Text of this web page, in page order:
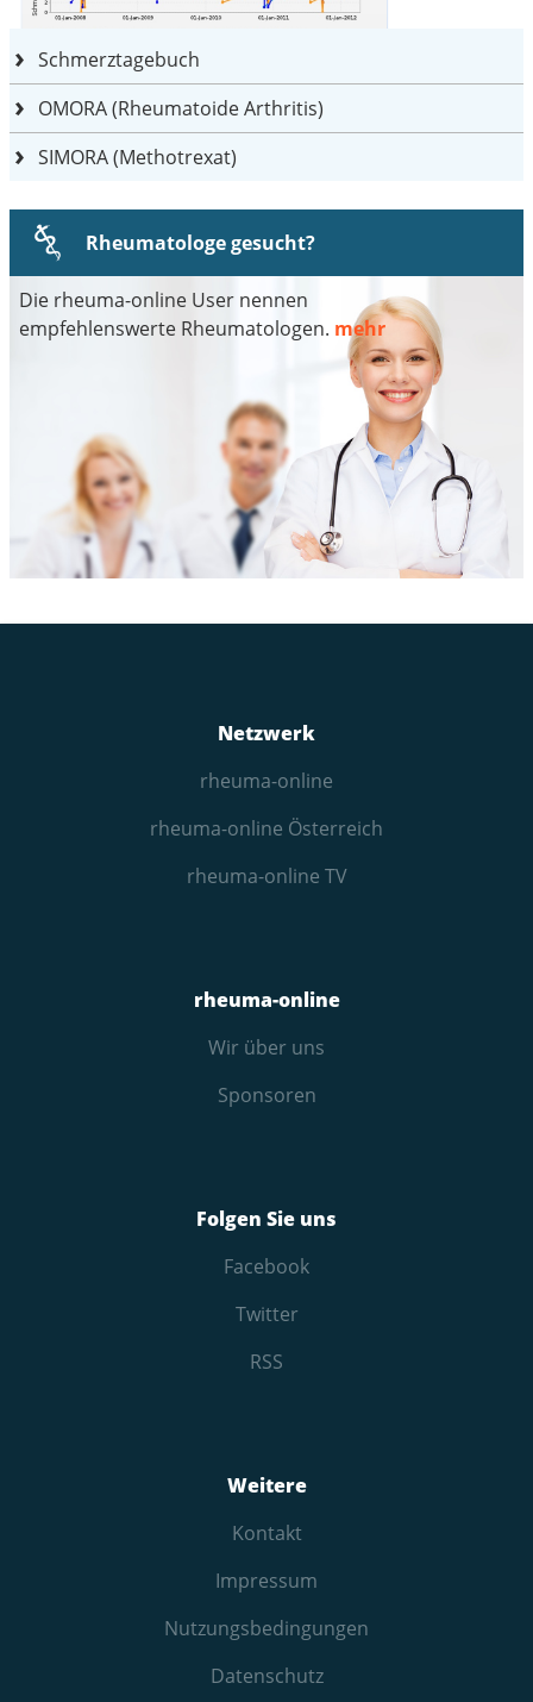
Schmerztagebuch
OMORA (Rheumatoide Arthritis)
SIMORA (Methotrexat)
Rheumatologe gesucht?
Die rheuma-online User nennen
empfehlenswerte Rheumatologen. mehr
Netzwerk
rheuma-online
rheuma-online Österreich
rheuma-online TV
rheuma-online
Wir über uns
Sponsoren
Folgen Sie uns
Facebook
Twitter
RSS
Weitere
Kontakt
Impressum
Nutzungs­bedingungen
Datenschutz